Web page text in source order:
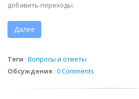
добавить переходы.
Далее
Теги : Вопросы и ответы
Обсуждения : 0 Comments